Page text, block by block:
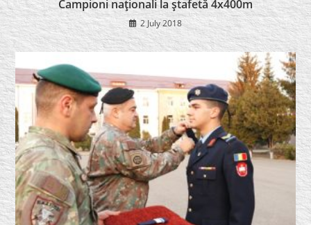
Campioni naţionali la ştafetă 4x400m
2 July 2018